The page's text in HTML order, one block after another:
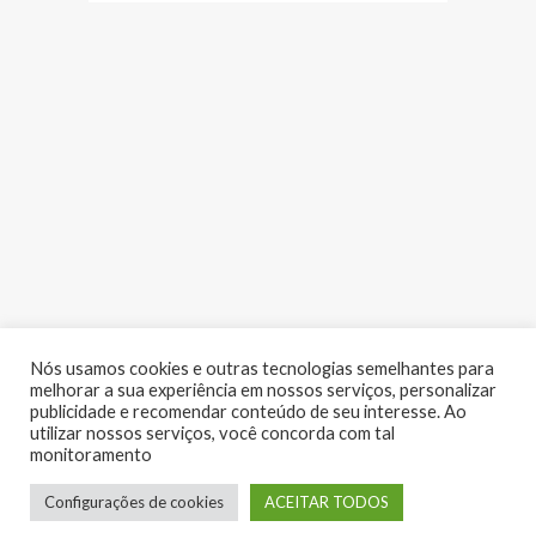
LUME EVENTOS | Copyright 2017 - Todos os direitos reservados
Nós usamos cookies e outras tecnologias semelhantes para
melhorar a sua experiência em nossos serviços, personalizar
publicidade e recomendar conteúdo de seu interesse. Ao
utilizar nossos serviços, você concorda com tal
monitoramento
Configurações de cookies ACEITAR TODOS